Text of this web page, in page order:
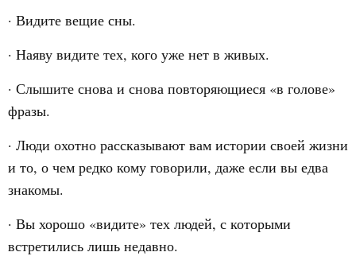
· Видите вещие сны.
· Наяву видите тех, кого уже нет в живых.
· Слышите снова и снова повторяющиеся «в голове»
фразы.
· Люди охотно рассказывают вам истории своей жизни
и то, о чем редко кому говорили, даже если вы едва
знакомы.
· Вы хорошо «видите» тех людей, с которыми
встретились лишь недавно.